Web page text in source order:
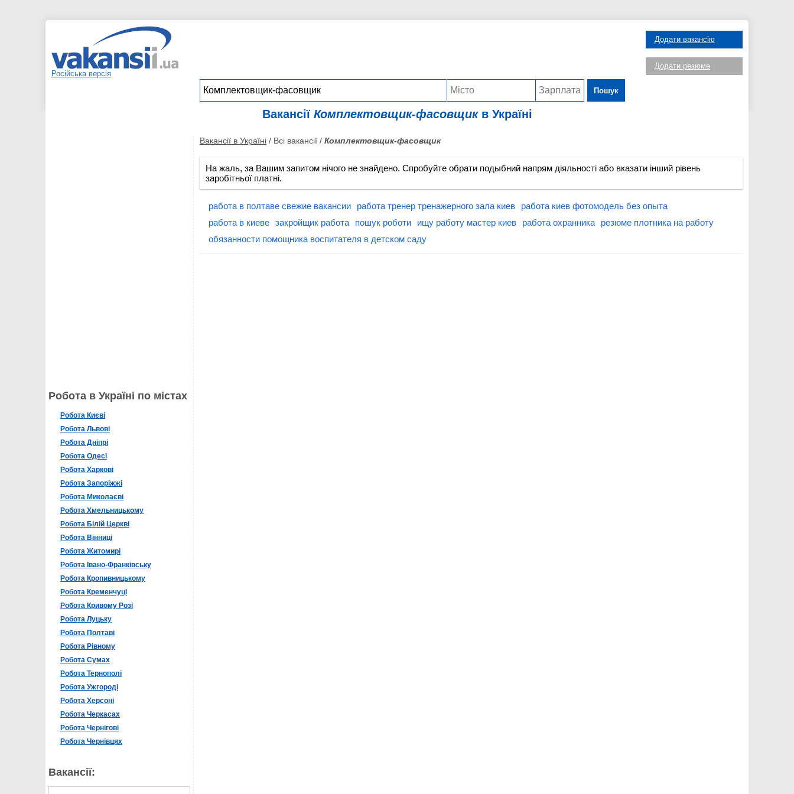
Російська версія
Пошук
Додати вакансію
Додати резюме
Вакансії Комплектовщик-фасовщикв Україні
Робота в Україні по містах
Робота Києві
Робота Львові
Робота Дніпрі
Робота Одесі
Робота Харкові
Робота Запоріжжі
Робота Миколаєві
Робота Хмельницькому
Робота Білій Церкві
Робота Вінниці
Робота Житомирі
Робота Івано-Франківську
Робота Кропивницькому
Робота Кременчуці
Робота Кривому Розі
Робота Луцьку
Робота Полтаві
Робота Рівному
Робота Сумах
Робота Тернополі
Робота Ужгороді
Робота Херсоні
Робота Черкасах
Робота Чернігові
Робота Чернівцях
Вакансії:
Вакансії в Україні / Всі вакансії / Комплектовщик-фасовщик
На жаль, за Вашим запитом нічого не знайдено. Спробуйте обрати подыбний напрям діяльності або вказати інший рівень
заробітньої платні.
работа в полтаве свежие вакансии работа тренер тренажерного зала киев
работа киев фотомодель без опыта
работа в киеве закройщик работа пошук роботи ищу работу мастер киев работа охранника
резюме плотника на работу
обязанности помощника воспитателя в детском саду